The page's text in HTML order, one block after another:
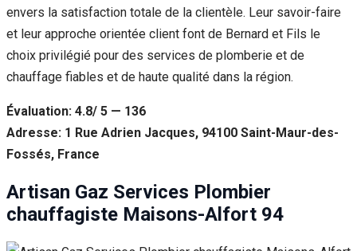
envers la satisfaction totale de la clientèle. Leur savoir-faire
et leur approche orientée client font de Bernard et Fils le
choix privilégié pour des services de plomberie et de
chauffage fiables et de haute qualité dans la région.
Évaluation: 4.8/ 5 — 136
Adresse: 1 Rue Adrien Jacques, 94100 Saint-Maur-des-
Fossés, France
Artisan Gaz Services Plombier
chauffagiste Maisons-Alfort 94